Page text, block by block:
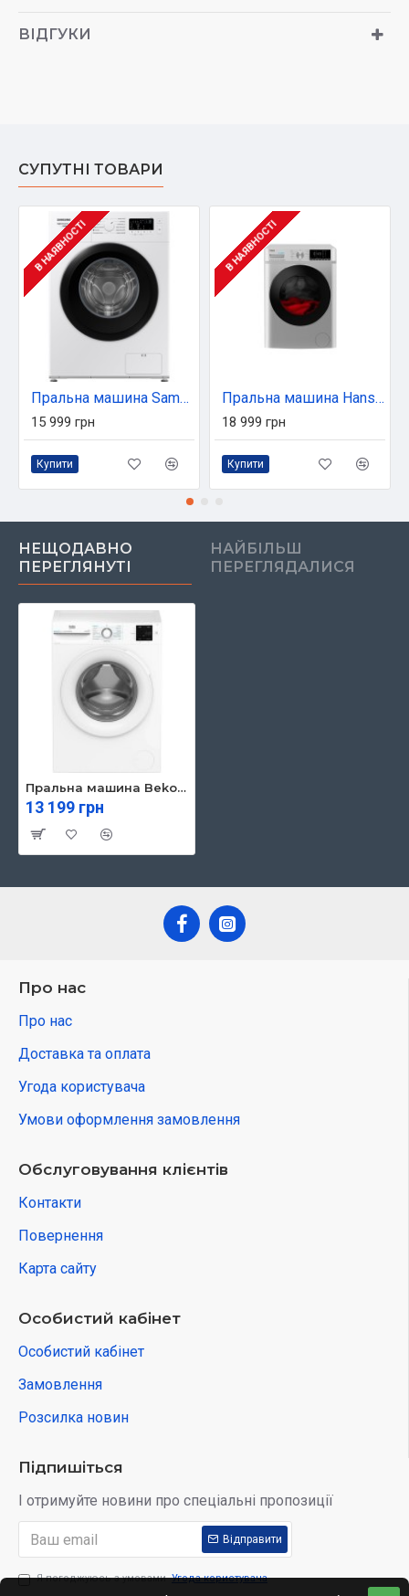
ВІДГУКИ
СУПУТНІ ТОВАРИ
В НАЯВНОСТІ
Пральна машина Samsung WW60A3120BE/LE
15 999 грн
Купити
В НАЯВНОСТІ
Пральна машина Hansa WDHG814521LG
18 999 грн
Купити
НЕЩОДАВНО
ПЕРЕГЛЯНУТІ
НАЙБІЛЬШ
ПЕРЕГЛЯДАЛИСЯ
Пральна машина Beko BM1WFSU37233WW
13 199 грн
Про нас
Про нас
Доставка та оплата
Угода користувача
Умови оформлення замовлення
Обслуговування клієнтів
Контакти
Повернення
Карта сайту
Особистий кабінет
Особистий кабінет
Замовлення
Розсилка новин
Підпишіться
І отримуйте новини про спеціальні пропозиції
Відправити
Я погоджуюсь з умовами Угода користувача